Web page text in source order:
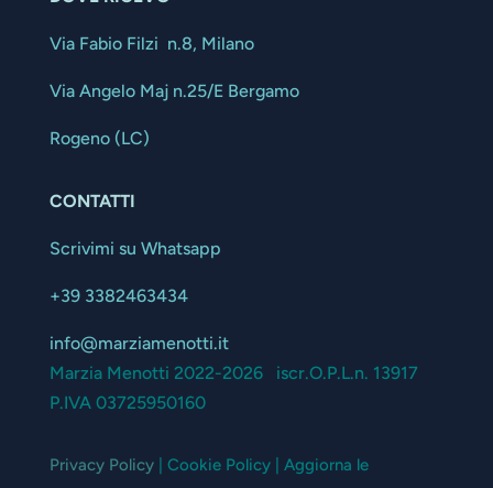
Via Fabio Filzi n.8, Milano
Via Angelo Maj n.25/E Bergamo
Rogeno (LC)
CONTATTI
Scrivimi su Whatsapp
+39 3382463434
info@marziamenotti.it
Marzia Menotti 2022-2026 iscr.O.P.L.n. 13917
P.IVA 03725950160
Privacy Policy| Cookie Policy | Aggiorna le